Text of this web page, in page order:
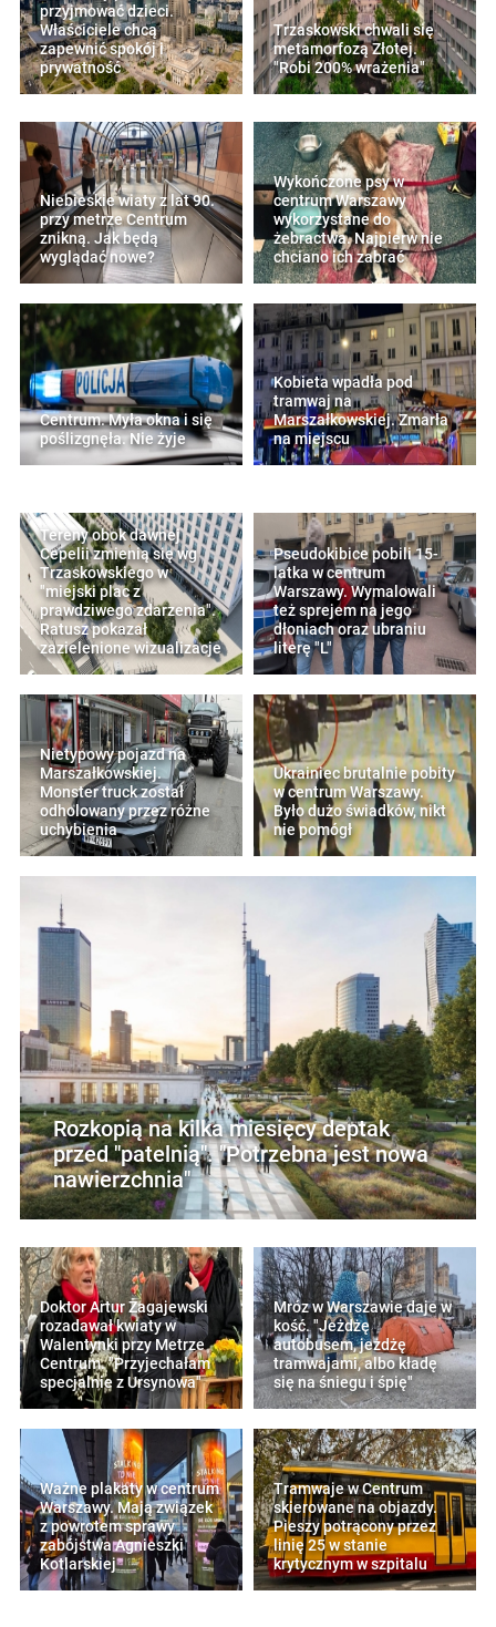
przyjmować dzieci.
Właściciele chcą
zapewnić spokój i
prywatność
Trzaskowski chwali się
metamorfozą Złotej.
"Robi 200% wrażenia"
Niebieskie wiaty z lat 90.
przy metrze Centrum
znikną. Jak będą
wyglądać nowe?
Wykończone psy w
centrum Warszawy
wykorzystane do
żebractwa. Najpierw nie
chciano ich zabrać
Centrum. Myła okna i się
poślizgnęła. Nie żyje
Kobieta wpadła pod
tramwaj na
Marszałkowskiej. Zmarła
na miejscu
Tereny obok dawnej
Cepelii zmienią się wg
Trzaskowskiego w
"miejski plac z
prawdziwego zdarzenia".
Ratusz pokazał
zazielenione wizualizacje
Pseudokibice pobili 15-
latka w centrum
Warszawy. Wymalowali
też sprejem na jego
dłoniach oraz ubraniu
literę "L"
Nietypowy pojazd na
Marszałkowskiej.
Monster truck został
odholowany przez różne
uchybienia
Ukrainiec brutalnie pobity
w centrum Warszawy.
Było dużo świadków, nikt
nie pomógł
Rozkopią na kilka miesięcy deptak
przed "patelnią". "Potrzebna jest nowa
nawierzchnia"
Doktor Artur Zagajewski
rozadawał kwiaty w
Walentynki przy Metrze
Centrum. "Przyjechałam
specjalnie z Ursynowa"
Mróz w Warszawie daje w
kość. "Jeżdżę
autobusem, jeżdżę
tramwajami, albo kładę
się na śniegu i śpię"
Ważne plakaty w centrum
Warszawy. Mają związek
z powrotem sprawy
zabójstwa Agnieszki
Kotlarskiej
Tramwaje w Centrum
skierowane na objazdy.
Pieszy potrącony przez
linię 25 w stanie
krytycznym w szpitalu